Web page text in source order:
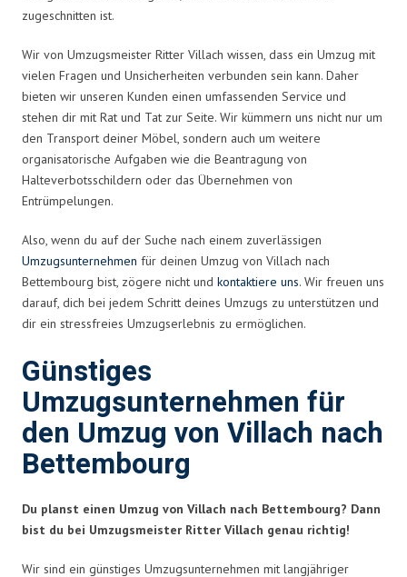
zugeschnitten ist.
Wir von Umzugsmeister Ritter Villach wissen, dass ein Umzug mit
vielen Fragen und Unsicherheiten verbunden sein kann. Daher
bieten wir unseren Kunden einen umfassenden Service und
stehen dir mit Rat und Tat zur Seite. Wir kümmern uns nicht nur um
den Transport deiner Möbel, sondern auch um weitere
organisatorische Aufgaben wie die Beantragung von
Halteverbotsschildern oder das Übernehmen von
Entrümpelungen.
Also, wenn du auf der Suche nach einem zuverlässigen
Umzugsunternehmen für deinen Umzug von Villach nach
Bettembourg bist, zögere nicht und kontaktiere uns. Wir freuen uns
darauf, dich bei jedem Schritt deines Umzugs zu unterstützen und
dir ein stressfreies Umzugserlebnis zu ermöglichen.
Günstiges
Umzugsunternehmen für
den Umzug von Villach nach
Bettembourg
Du planst einen Umzug von Villach nach Bettembourg? Dann
bist du bei Umzugsmeister Ritter Villach genau richtig!
Wir sind ein günstiges Umzugsunternehmen mit langjähriger